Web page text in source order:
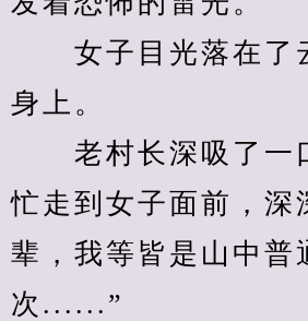
女子目光落在了
身上。
老村长深吸了一
忙走到女子面前，深
辈，我等皆是山中普
次......”